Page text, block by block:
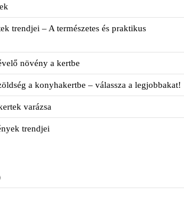
trendjei – A természetes és praktikus
növény a kertbe
a konyhakertbe – válassza a legjobbakat!
varázsa
trendjei